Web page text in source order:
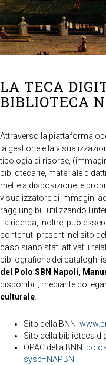
LA TECA
BIBLIOTECA
Attraverso la piattaforma
la gestione e la
tipologia di risorse,
bibliotecarie, materiale
mette a disposizione le
visualizzatore di immagini
raggiungibili utilizzando
La ricerca, inoltre, può
contenuti presenti nel sito
caso siano stati attivati i
bibliografiche dei cataloghi
del Polo SBN Napoli,
disponibili, mediante
culturale
Sito della BNN:
Sito della biblioteca
OPAC della BNN:
sysb=NAPBN